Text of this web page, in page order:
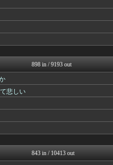
898 in / 9193 out
悲しい
843 in / 10413 out